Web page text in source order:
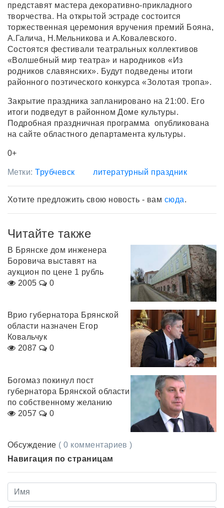
представят мастера декоративно-прикладного
творчества. На открытой эстраде состоится
торжественная церемония вручения премий Бояна,
А.Галича, Н.Мельникова и А.Ковалевского.
Состоятся фестивали театральных коллективов
«Волшебный мир театра» и народников «Из
родников славянских». Будут подведены итоги
районного поэтического конкурса «Золотая тропа».
Закрытие праздника запланировано на 21:00. Его
итоги подведут в районном Доме культуры.
Подробная праздничная программа опубликована
на сайте областного департамента культуры.
0+
Метки:Трубчевск литературный праздник
Хотите предложить свою новость - вам сюда.
Читайте также
В Брянске дом инженера
Боровича выставят на
аукцион по цене 1 рубль
2005
0
Врио губернатора Брянской
области назначен Егор
Ковальчук
2087
0
Богомаз покинул пост
губернатора Брянской области
по собственному желанию
2057
0
Обсуждение ( 0 комментариев )
Навигация по страницам